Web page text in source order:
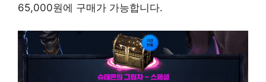
65,000원에 구매가 가능합니다.